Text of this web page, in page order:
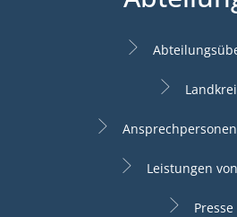
Leistungen
Presse